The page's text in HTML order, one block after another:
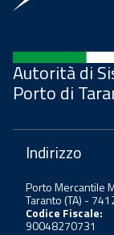
Autorità di
Porto di
Indirizzo
Porto Mercantile
Taranto (TA) -
Codice Fiscale:
90048270731